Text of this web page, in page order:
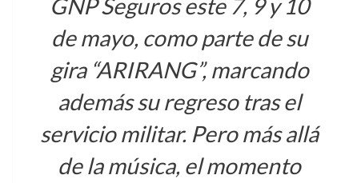
GNP Seguros este 7, 9 y 10
de mayo, como parte de su
gira “ARIRANG”, marcando
además su regreso tras el
servicio militar. Pero más allá
de la música, el momento